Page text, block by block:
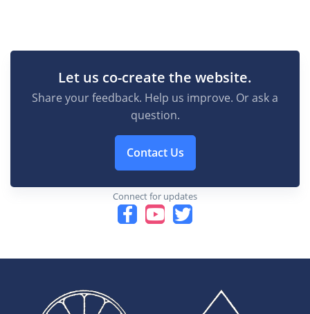
Let us co-create the website.
Share your feedback. Help us improve. Or ask a
question.
Contact Us
Connect for updates